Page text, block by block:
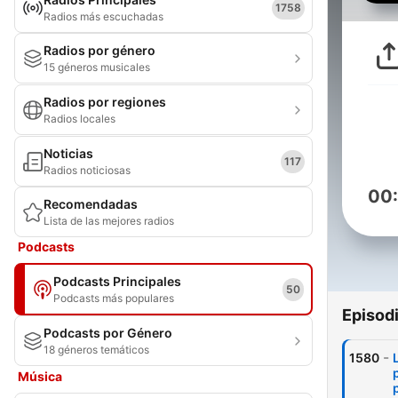
Radios más escuchadas
1758
Radios por género
15 géneros musicales
Radios por regiones
Radios locales
Noticias
Radios noticiosas
117
Recomendadas
Lista de las mejores radios
Podcasts
Podcasts Principales
Podcasts más populares
50
Podcasts por Género
18 géneros temáticos
Música
1580 -